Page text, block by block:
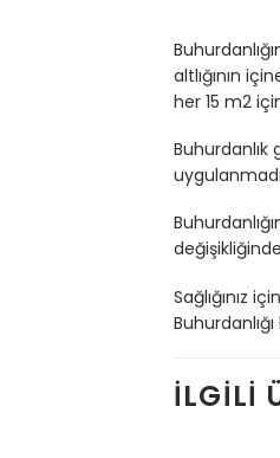
altlığının
her 15 m2
Sağlığınız
İLGILI